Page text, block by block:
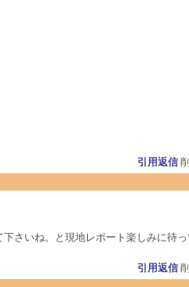
引用返信
さいね。と現地レポート楽しみに待っ
引用返信